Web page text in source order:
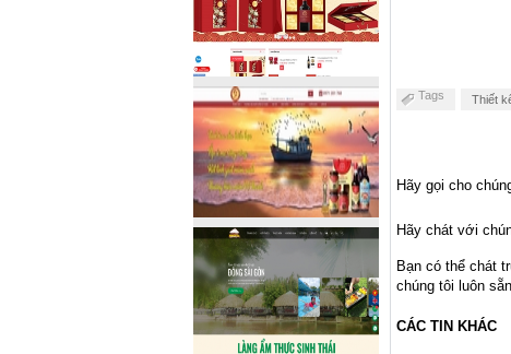
Tags Thiết
Hãy gọi cho
Hãy chát với
Bạn có thể chát
chúng tôi luôn
CÁC TIN KHÁC